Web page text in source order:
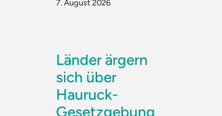
7. August 2026
Länder ärgern
sich über
Hauruck-
Gesetzgebung